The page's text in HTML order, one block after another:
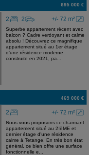
695 000 €
+/- 72 m²
2 2
Superbe appartement récent avec
balcon ? Cadre verdoyant et calme
absolu ! Découvrez ce magnifique
appartement situé au 1er étage
d'une résidence moderne
construite en 2021, pa...
469 000 €
+/- 72 m²
2
Nous vous proposons ce charmant
appartement situé au 2IèME et
dernier étage d'une résidence
calme à Tetange. En très bon état
général, ce bien offre une surface
fonctionnelle e...